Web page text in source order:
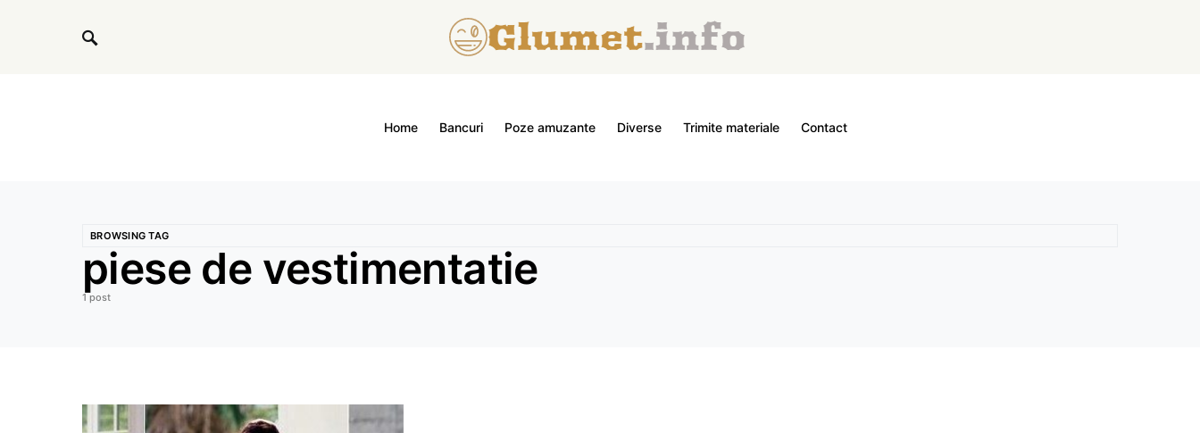
Home Bancuri Poze amuzante Diverse Trimite materiale Contact
BROWSING TAG
piese de vestimentatie
1 post